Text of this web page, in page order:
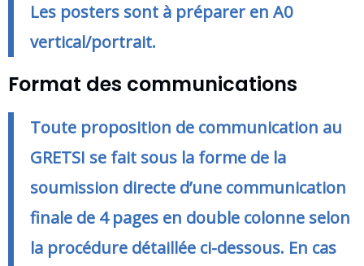
Les posters sont à préparer en A0
vertical/portrait.
Format des communications
Toute proposition de communication au
GRETSI se fait sous la forme de la
soumission directe d’une communication
finale de 4 pages en double colonne selon
la procédure détaillée ci-dessous. En cas